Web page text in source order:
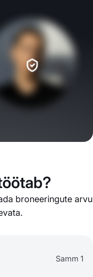
broneeringute arvu
Samm 1